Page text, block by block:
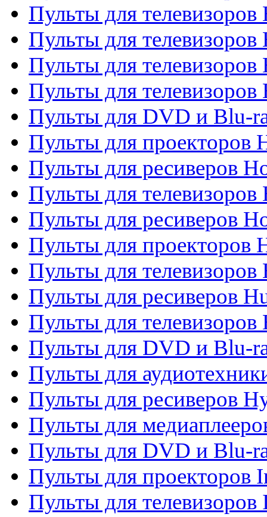
Пульты для телевизоров
Пульты для телевизоров
Пульты для телевизоров
Пульты для телевизоров
Пульты для DVD и Blu-
Пульты для проекторов
Пульты для ресиверов
Пульты для
Пульты для ресиверов
Пульты для проекторов
Пульты для телевизоров
Пульты для ресиверов
Пульты для
Пульты для DVD и Blu-
Пульты для
Пульты для ресиверов
Пульты для
Пульты для DVD и Blu-
Пульты для проекторов
Пульты для